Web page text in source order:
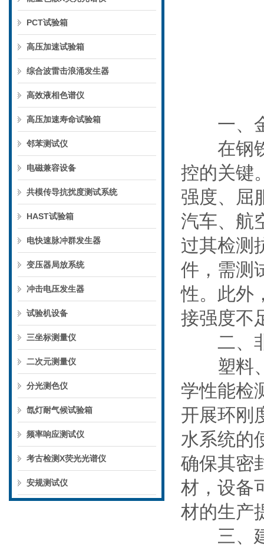
PCT试验箱
高压加速试验箱
综合波雷击浪涌发生器
高效液相色谱仪
高压加速寿命试验箱
邻苯测试仪
电磁兼容设备
共模传导抗扰度测试系统
HAST试验箱
电快速脉冲群发生器
变压器局放系统
冲击电压发生器
试验机设备
三坐标测量仪
二次元测量仪
分光测色仪
氙灯耐气候试验箱
频率响应测试仪
考古检测X荧光光谱仪
安规测试仪
一、金
在钢铁
控的关键
强度、屈
汽车、航
过其检测
件，需测
性。此外
接强度不
二、非
塑料、
学性能检
开展环刚
水系统的
确保其密
材，设备
材的生产
三、建